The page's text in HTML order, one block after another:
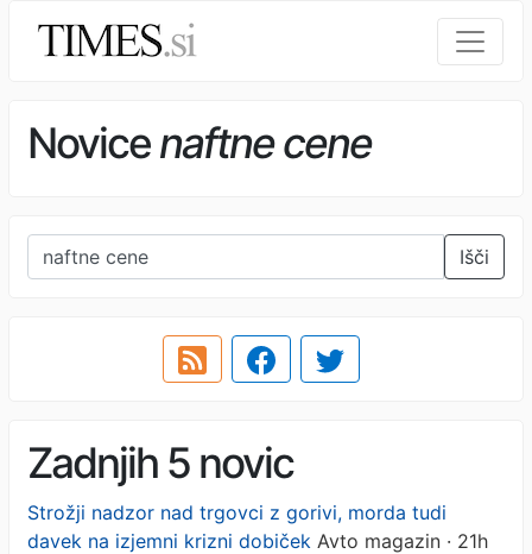
Novicenaftne cene
Išči
Zadnjih 5 novic
Strožji nadzor nad trgovci z gorivi, morda tudi
davek na izjemni krizni dobiček Avto magazin · 21h